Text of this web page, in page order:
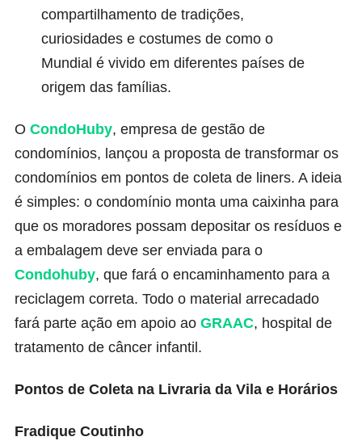
compartilhamento de tradições,
curiosidades e costumes de como o
Mundial é vivido em diferentes países de
origem das famílias.
O CondoHuby, empresa de gestão de
condomínios, lançou a proposta de transformar os
condomínios em pontos de coleta de liners. A ideia
é simples: o condomínio monta uma caixinha para
que os moradores possam depositar os resíduos e
a embalagem deve ser enviada para o
Condohuby, que fará o encaminhamento para a
reciclagem correta. Todo o material arrecadado
fará parte ação em apoio ao GRAAC, hospital de
tratamento de câncer infantil.
Pontos de Coleta na Livraria da Vila e Horários
Fradique Coutinho